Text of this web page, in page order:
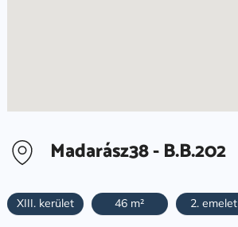
Madarász38 - B.B.202
XIII. kerület 46 m² 2. emelet